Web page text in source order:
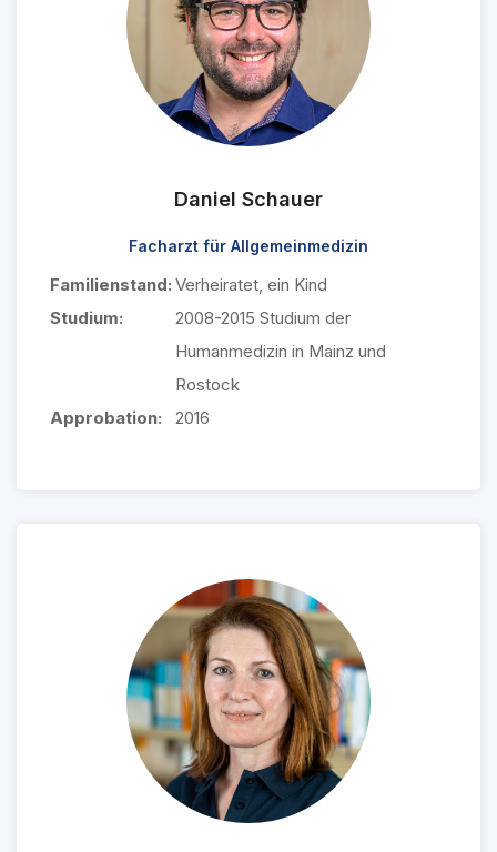
Daniel Schauer
Facharzt für Allgemeinmedizin
Familienstand: Verheiratet, ein Kind
Studium:
2008-2015 Studium der
Humanmedizin in Mainz und
Rostock
Approbation:
2016